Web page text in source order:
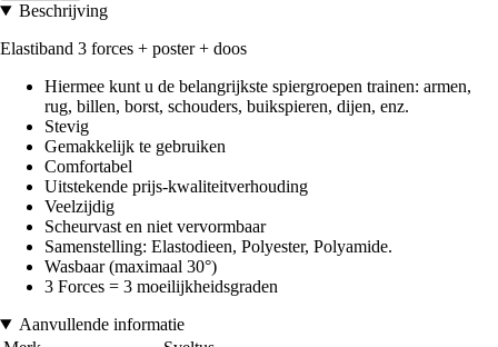
Beschrijving
Elastiband 3 forces + poster + doos
Hiermee kunt u de belangrijkste spiergroepen trainen: armen,
rug, billen, borst, schouders, buikspieren, dijen, enz.
Stevig
Gemakkelijk te gebruiken
Comfortabel
Uitstekende prijs-kwaliteitverhouding
Veelzijdig
Scheurvast en niet vervormbaar
Samenstelling: Elastodieen, Polyester, Polyamide.
Wasbaar (maximaal 30°)
3 Forces = 3 moeilijkheidsgraden
Aanvullende informatie